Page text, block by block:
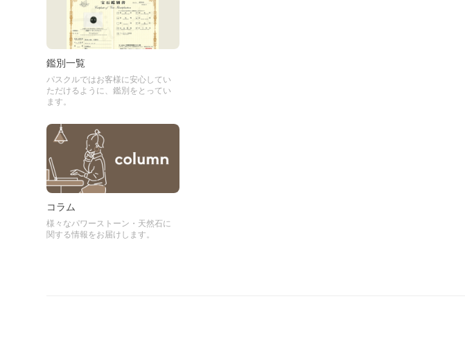
鑑別一覧
パスクルではお客様に安心してい
ただけるように、鑑別をとってい
ます。
コラム
様々なパワーストーン・天然石に
関する情報をお届けします。